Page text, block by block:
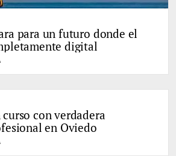
para un futuro donde el
digital
con verdadera
en Oviedo